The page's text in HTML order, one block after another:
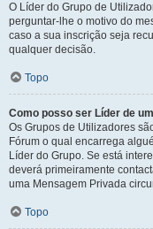
O Líder do Grupo de
perguntar-lhe o motivo do
caso a sua inscrição seja
qualquer decisão.
Topo
Como posso ser Líder de
Os Grupos de Utilizadores
Fórum o qual encarrega
Líder do Grupo. Se está
deverá primeiramente
uma Mensagem Privada
Topo